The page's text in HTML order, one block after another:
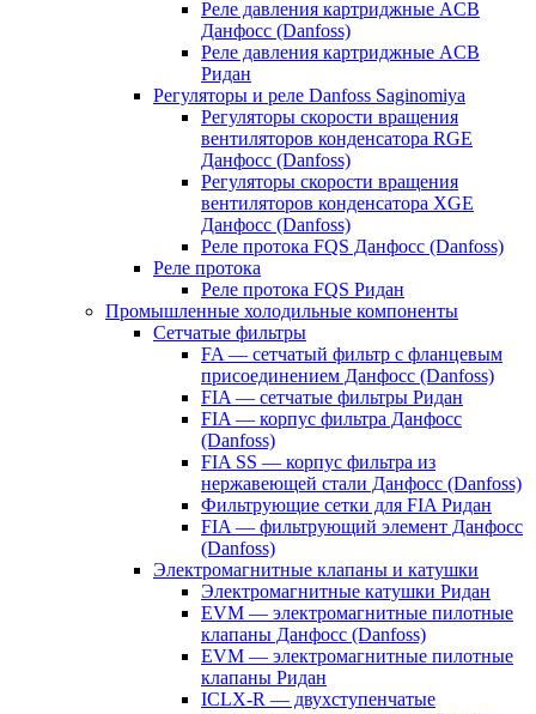
Реле давления картриджные ACB
Данфосс (Danfoss)
Реле давления картриджные ACB
Ридан
Регуляторы и реле Danfoss Saginomiya
Регуляторы скорости вращения
вентиляторов конденсатора RGE
Данфосс (Danfoss)
Регуляторы скорости вращения
вентиляторов конденсатора XGE
Данфосс (Danfoss)
Реле протока FQS Данфосс (Danfoss)
Реле протока
Реле протока FQS Ридан
Промышленные холодильные компоненты
Сетчатые фильтры
FA — сетчатый фильтр с фланцевым
присоединением Данфосс (Danfoss)
FIA — сетчатые фильтры Ридан
FIA — корпус фильтра Данфосс
(Danfoss)
FIA SS — корпус фильтра из
нержавеющей стали Данфосс (Danfoss)
Фильтрующие сетки для FIA Ридан
FIA — фильтрующий элемент Данфосс
(Danfoss)
Электромагнитные клапаны и катушки
Электромагнитные катушки Ридан
EVM — электромагнитные пилотные
клапаны Данфосс (Danfoss)
EVM — электромагнитные пилотные
клапаны Ридан
ICLX-R — двухступенчатые